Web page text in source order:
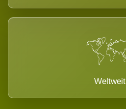
Weltweit